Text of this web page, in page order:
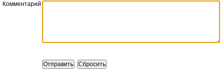
Комментарий